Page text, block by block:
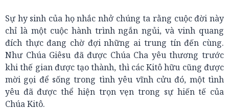
Sự hy sinh của họ nhắc nhở chúng ta rằng cuộc đời này
chỉ là một cuộc hành trình ngắn ngủi, và vinh quang
đích thực đang chờ đợi những ai trung tín đến cùng.
Như Chúa Giêsu đã được Chúa Cha yêu thương trước
khi thế gian được tạo thành, thì các Kitô hữu cũng được
mời gọi để sống trong tình yêu vĩnh cửu đó, một tình
yêu đã được thể hiện trọn vẹn trong sự hiến tế của
Chúa Kitô.